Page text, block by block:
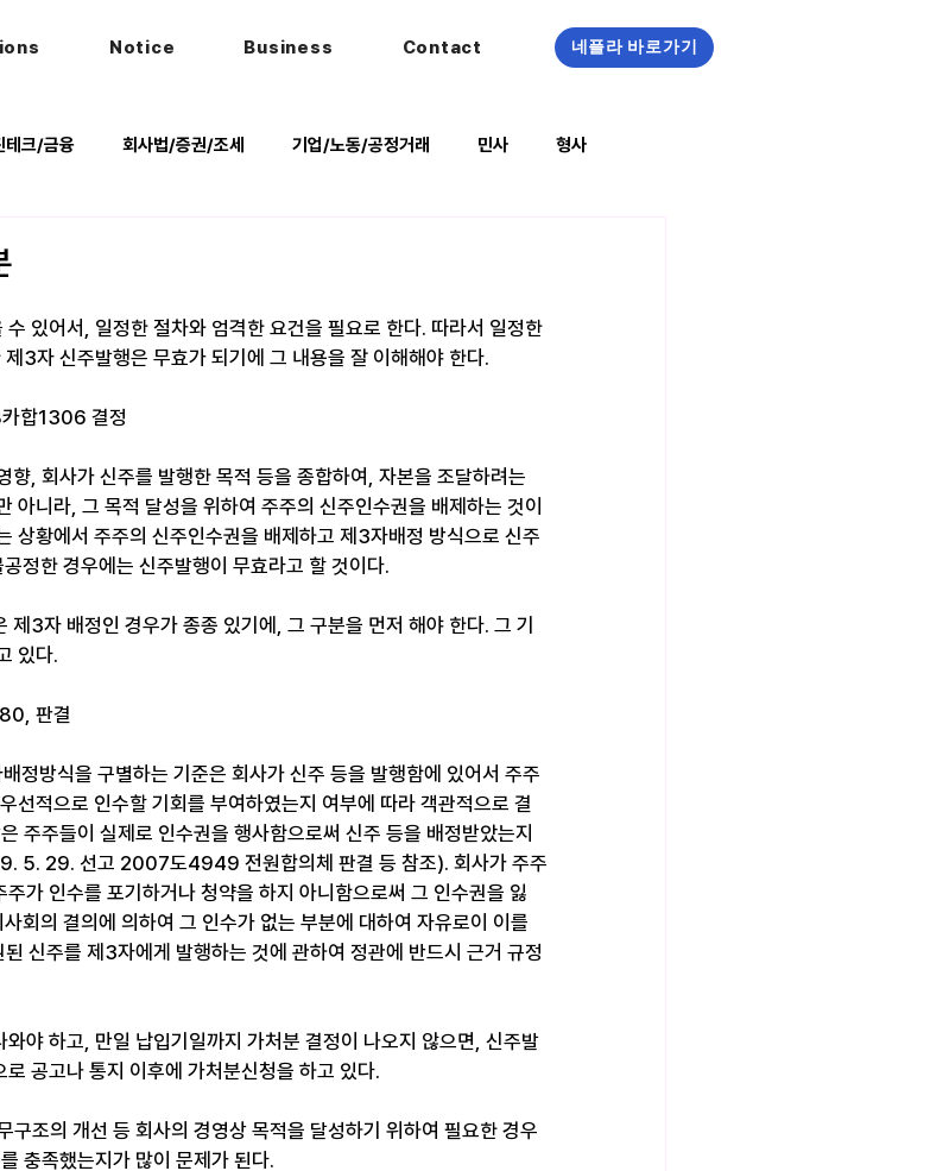
Notice Business Contact 네플라 바로가기
테크/금융 회사법/증권/조세 기업/노동/공정거래 민사 형사
있어서, 일정한 절차와 엄격한 요건을 필요로 한다. 따라서 일정한
3자 신주발행은 무효가 되기에 그 내용을 잘 이해해야 한다.
합1306 결정
향, 회사가 신주를 발행한 목적 등을 종합하여, 자본을 조달하려는
아니라, 그 목적 달성을 위하여 주주의 신주인수권을 배제하는 것이
상황에서 주주의 신주인수권을 배제하고 제3자배정 방식으로 신주
정한 경우에는 신주발행이 무효라고 할 것이다.
3자 배정인 경우가 종종 있기에, 그 구분을 먼저 해야 한다. 그 기
있다.
판결
정방식을 구별하는 기준은 회사가 신주 등을 발행함에 있어서 주주
선적으로 인수할 기회를 부여하였는지 여부에 따라 객관적으로 결
주주들이 실제로 인수권을 행사함으로써 신주 등을 배정받았는지
5. 29. 선고 2007도4949 전원합의체 판결 등 참조). 회사가 주주
가 인수를 포기하거나 청약을 하지 아니함으로써 그 인수권을 잃
회의 결의에 의하여 그 인수가 없는 부분에 대하여 자유로이 이를
신주를 제3자에게 발행하는 것에 관하여 정관에 반드시 근거 규정
야 하고, 만일 납입기일까지 가처분 결정이 나오지 않으면, 신주발
공고나 통지 이후에 가처분신청을 하고 있다.
조의 개선 등 회사의 경영상 목적을 달성하기 위하여 필요한 경우
충족했는지가 많이 문제가 된다.